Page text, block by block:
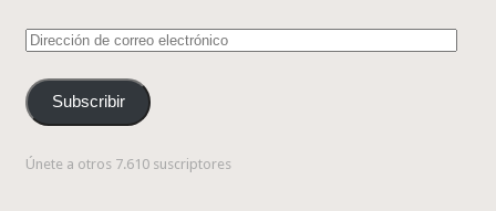
Dirección
correo
electrónico
Subscribir
Únete a otros 7.610 suscriptores